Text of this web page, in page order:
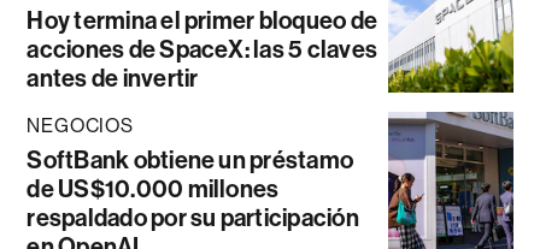
Hoy termina el primer bloqueo de
acciones de SpaceX: las 5 claves
antes de invertir
NEGOCIOS
SoftBank obtiene un préstamo
de US$10.000 millones
respaldado por su participación